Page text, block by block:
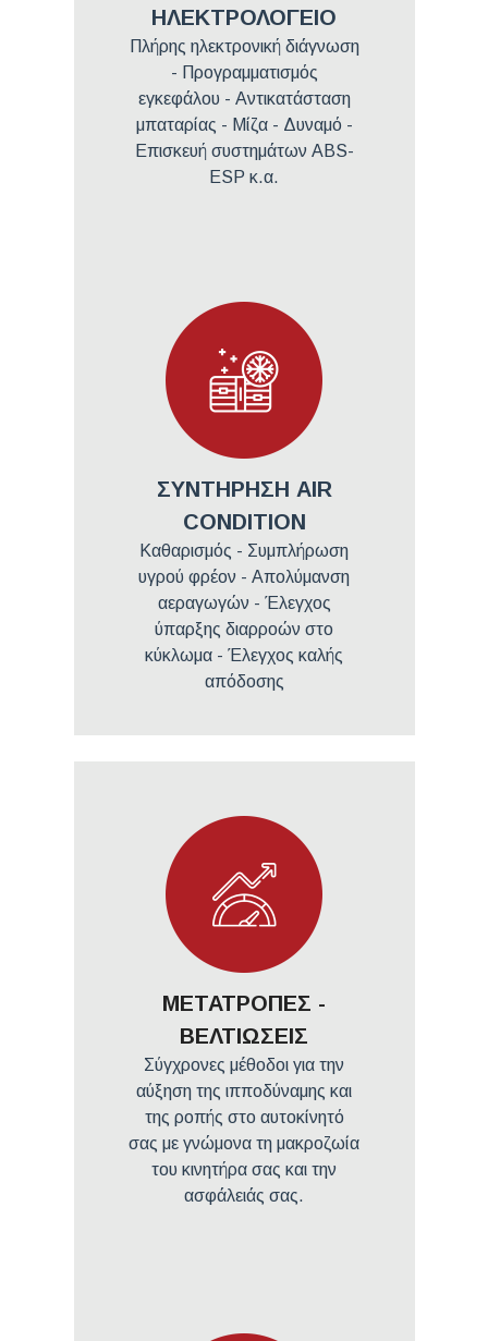
ΗΛΕΚΤΡΟΛΟΓΕΙΟ
Πλήρης ηλεκτρονική διάγνωση
- Προγραμματισμός
εγκεφάλου - Αντικατάσταση
μπαταρίας - Μίζα - Δυναμό -
Επισκευή συστημάτων ABS-
ESP κ.α.
ΣΥΝΤΗΡΗΣΗ AIR
CONDITION
Καθαρισμός - Συμπλήρωση
υγρού φρέον - Απολύμανση
αεραγωγών - Έλεγχος
ύπαρξης διαρροών στο
κύκλωμα - Έλεγχος καλής
απόδοσης
ΜΕΤΑΤΡΟΠΕΣ -
ΒΕΛΤΙΩΣΕΙΣ
Σύγχρονες μέθοδοι για την
αύξηση της ιπποδύναμης και
της ροπής στο αυτοκίνητό
σας με γνώμονα τη μακροζωία
του κινητήρα σας και την
ασφάλειάς σας.